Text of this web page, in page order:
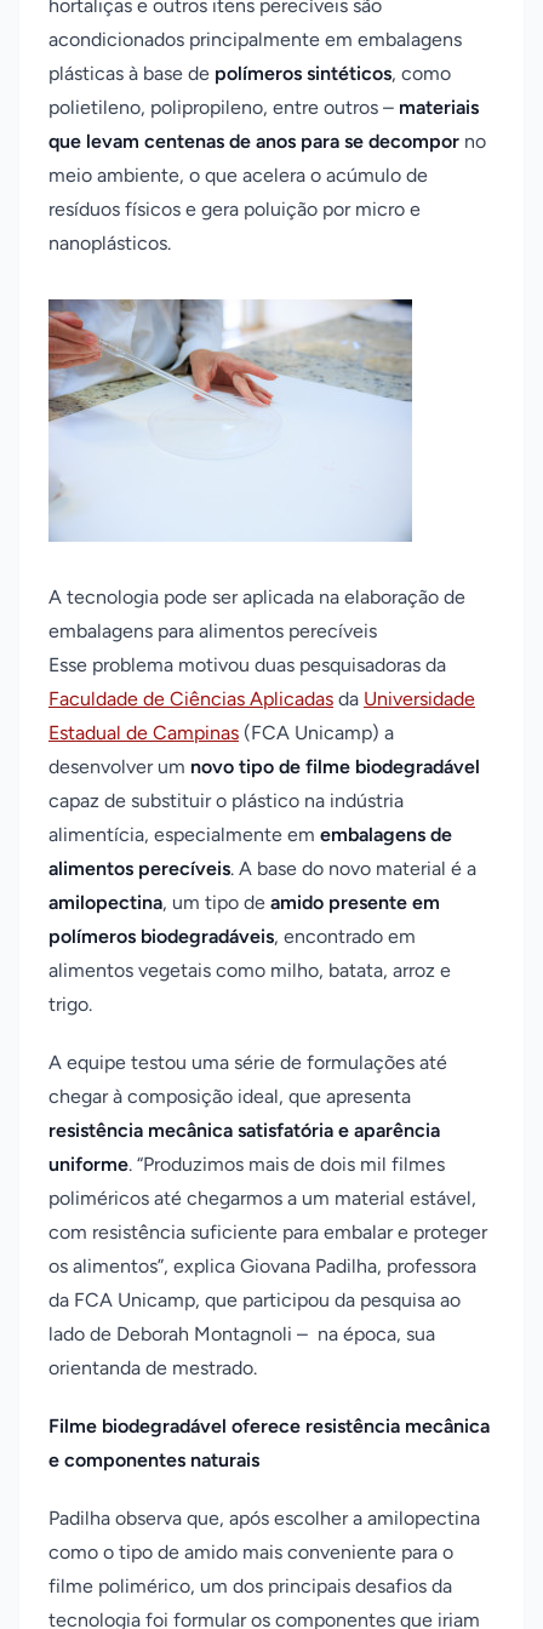
hortaliças e outros itens perecíveis são
acondicionados principalmente em embalagens
plásticas à base de polímeros sintéticos, como
polietileno, polipropileno, entre outros – materiais
que levam centenas de anos para se decompor no
meio ambiente, o que acelera o acúmulo de
resíduos físicos e gera poluição por micro e
nanoplásticos.
A tecnologia pode ser aplicada na elaboração de
embalagens para alimentos perecíveis
Esse problema motivou duas pesquisadoras da
Faculdade de Ciências Aplicadas da Universidade
Estadual de Campinas (FCA Unicamp) a
desenvolver um novo tipo de filme biodegradável
capaz de substituir o plástico na indústria
alimentícia, especialmente em embalagens de
alimentos perecíveis. A base do novo material é a
amilopectina, um tipo de amido presente em
polímeros biodegradáveis, encontrado em
alimentos vegetais como milho, batata, arroz e
trigo.
A equipe testou uma série de formulações até
chegar à composição ideal, que apresenta
resistência mecânica satisfatória e aparência
uniforme. “Produzimos mais de dois mil filmes
poliméricos até chegarmos a um material estável,
com resistência suficiente para embalar e proteger
os alimentos”, explica Giovana Padilha, professora
da FCA Unicamp, que participou da pesquisa ao
lado de Deborah Montagnoli – na época, sua
orientanda de mestrado.
Filme biodegradável oferece resistência mecânica
e componentes naturais
Padilha observa que, após escolher a amilopectina
como o tipo de amido mais conveniente para o
filme polimérico, um dos principais desafios da
tecnologia foi formular os componentes que iriam